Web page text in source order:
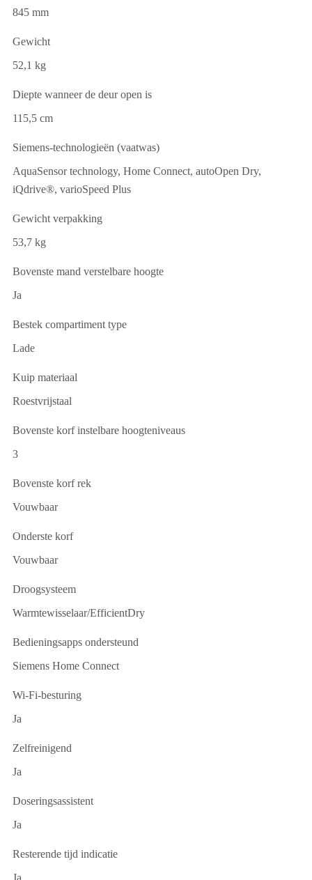
845 mm
Gewicht
52,1 kg
Diepte wanneer de deur open is
115,5 cm
Siemens-technologieën (vaatwas)
AquaSensor technology, Home Connect, autoOpen Dry,
iQdrive®, varioSpeed Plus
Gewicht verpakking
53,7 kg
Bovenste mand verstelbare hoogte
Ja
Bestek compartiment type
Lade
Kuip materiaal
Roestvrijstaal
Bovenste korf instelbare hoogteniveaus
3
Bovenste korf rek
Vouwbaar
Onderste korf
Vouwbaar
Droogsysteem
Warmtewisselaar/EfficientDry
Bedieningsapps ondersteund
Siemens Home Connect
Wi-Fi-besturing
Ja
Zelfreinigend
Ja
Doseringsassistent
Ja
Resterende tijd indicatie
Ja